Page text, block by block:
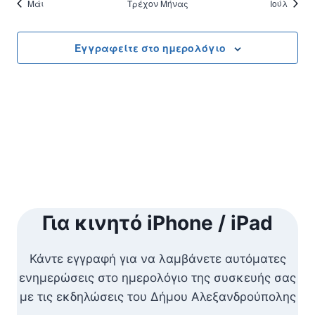
Μάι Τρέχον Μήνας Ιούλ
Εγγραφείτε στο ημερολόγιο
Για κινητό iPhone / iPad
Κάντε εγγραφή για να λαμβάνετε αυτόματες
ενημερώσεις στο ημερολόγιο της συσκευής σας
με τις εκδηλώσεις του Δήμου Αλεξανδρούπολης